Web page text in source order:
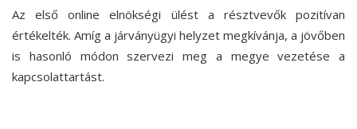
Az első online elnökségi ülést a résztvevők pozitívan
értékelték. Amíg a járványügyi helyzet megkívánja, a jövőben
is hasonló módon szervezi meg a megye vezetése a
kapcsolattartást.